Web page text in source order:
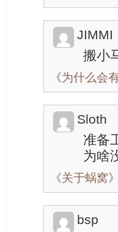
JIMMI
搬小
《为什么会
Sloth
准备
为啥
《关于蜗窝》
bsp